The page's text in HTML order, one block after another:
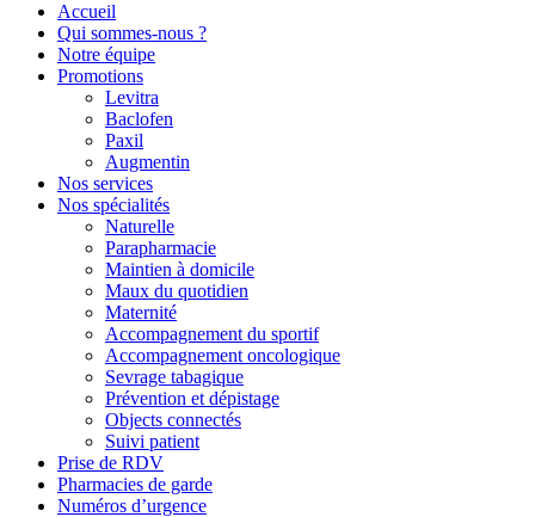
Accueil
Qui sommes-nous ?
Notre équipe
Promotions
Levitra
Baclofen
Paxil
Augmentin
Nos services
Nos spécialités
Naturelle
Parapharmacie
Maintien à domicile
Maux du quotidien
Maternité
Accompagnement du sportif
Accompagnement oncologique
Sevrage tabagique
Prévention et dépistage
Objects connectés
Suivi patient
Prise de RDV
Pharmacies de garde
Numéros d’urgence